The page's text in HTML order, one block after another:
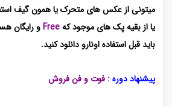
میتونی از عکس های متحرک یا همون گیف
یا از بقیه پک های موجود کهFreeو رایگان
باید قبل استفاده اونارو دانلود کنید.
پیشنهاد دوره : فوت و فن فروش